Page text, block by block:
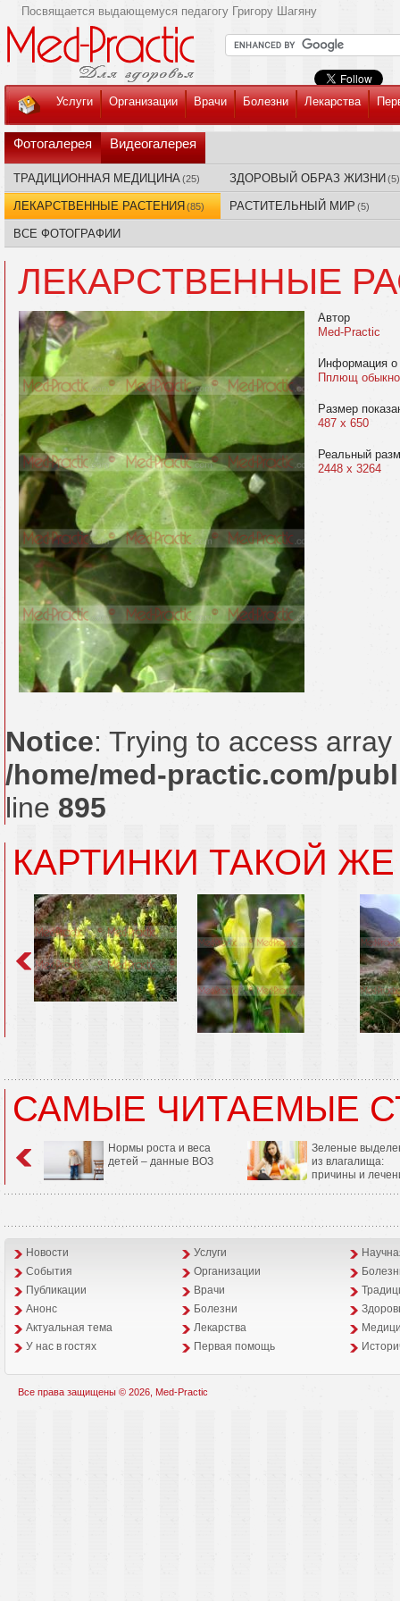
Посвящается выдающемуся педагогу Григору Шагяну
Услуги Организации Врачи Болезни Лекарства
Фотогалерея Видеогалерея
ТРАДИЦИОННАЯ МЕДИЦИНА(25) ЗДОРОВЫЙ ОБРАЗ ЖИЗНИ (5)
ЛЕКАРСТВЕННЫЕ РАСТЕНИЯ (85) РАСТИТЕЛЬНЫЙ МИР (5)
ВСЕ ФОТОГРАФИИ
ЛЕКАРСТВЕННЫЕ
Автор
Med-Practic
Информация
Пплющ
Размер
487 x 650
Реальный
2448 x 3264
Notice: Trying to access
/home/med-practic.com/
line 895
КАРТИНКИ ТАКОЙ
САМЫЕ ЧИТАЕМЫЕ
Нормы роста и веса
детей – данные ВОЗ
Зеленые
из влагалища:
причины и
Новости Услуги
События
Организации
Публикации
Врачи
Анонс
Болезни
Aктуальная тема
Лекарства
У нас в гостях
Первая помощь
Все права защищены © 2026, Med-Practic